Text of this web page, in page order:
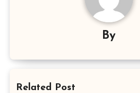
By
Related Post